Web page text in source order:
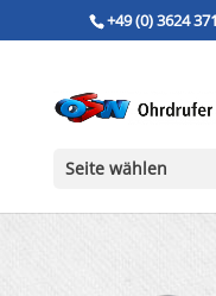
+49 (0) 3624
Seite wählen